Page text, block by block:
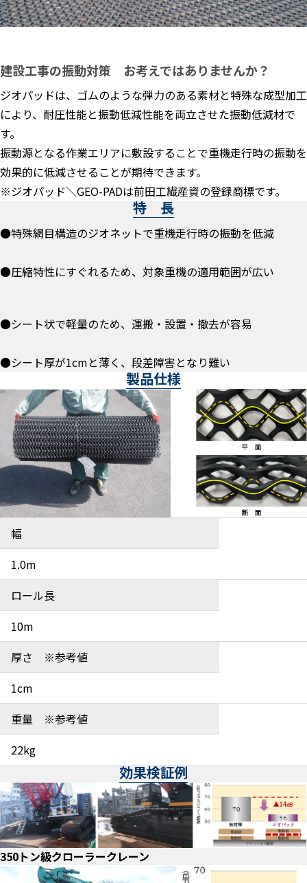
建設工事の振動対策 お考えではありませんか？
ジオパッドは、ゴムのような弾力のある素材と特殊な成型加工
により、耐圧性能と振動低減性能を両立させた振動低減材で
す。
振動源となる作業エリアに敷設することで重機走行時の振動を
効果的に低減させることが期待できます。
※ジオパッド＼GEO-PADは前田工繊産資の登録商標です。
特 長
●特殊網目構造のジオネットで重機走行時の振動を低減
●圧縮特性にすぐれるため、対象重機の適用範囲が広い
●シート状で軽量のため、運搬・設置・撤去が容易
●シート厚が1cmと薄く、段差障害となり難い
製品仕様
幅
1.0m
ロール長
10m
厚さ ※参考値
1cm
重量 ※参考値
22kg
効果検証例
350トン級クローラークレーン